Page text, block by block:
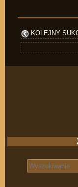
KOLEJNY
Search for: